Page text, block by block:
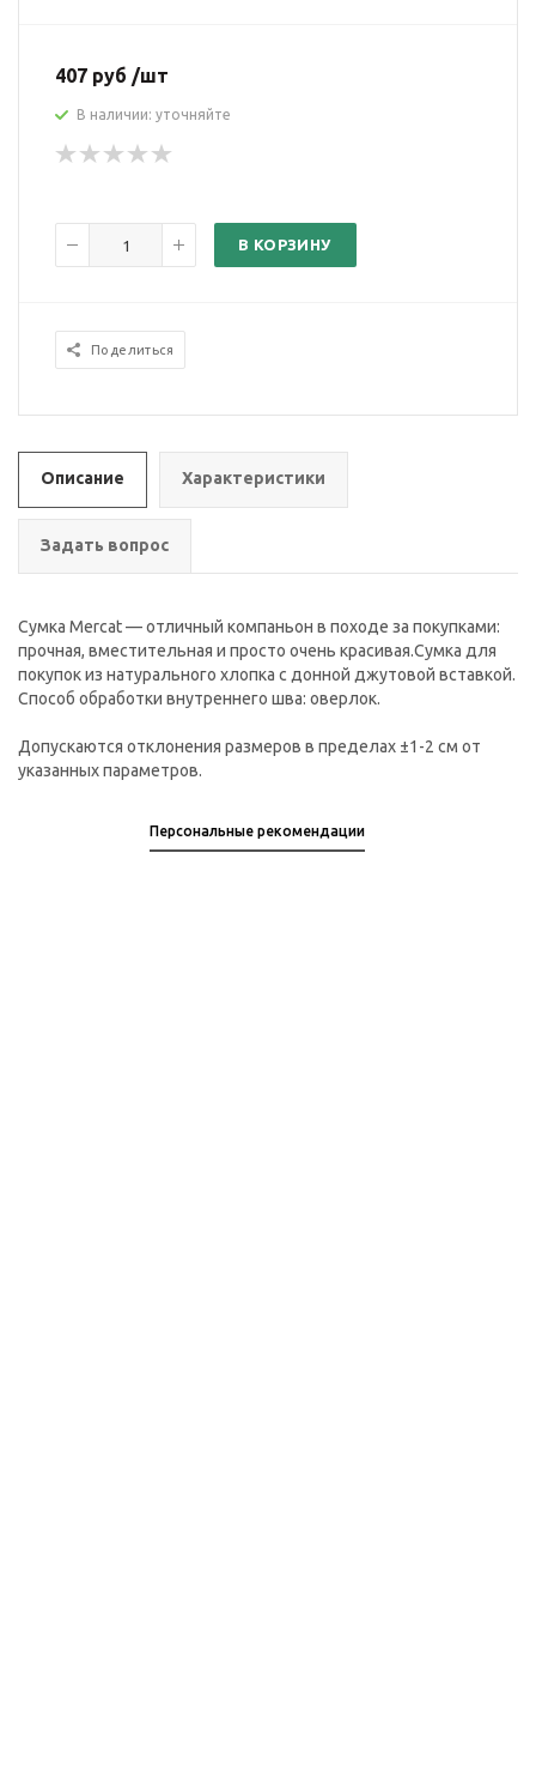
407 руб /шт
В наличии: уточняйте
В КОРЗИНУ
Поделиться
Описание Характеристики
Задать вопрос
Сумка Mercat — отличный компаньон в походе за покупками:
прочная, вместительная и просто очень красивая.Сумка для
покупок из натурального хлопка с донной джутовой вставкой.
Способ обработки внутреннего шва: оверлок.
Допускаются отклонения размеров в пределах ±1-2 см от
указанных параметров.
Персональные рекомендации